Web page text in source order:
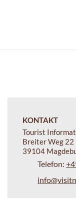
KONTAKT
Tourist
Breiter Weg 22
39104
Telefon: